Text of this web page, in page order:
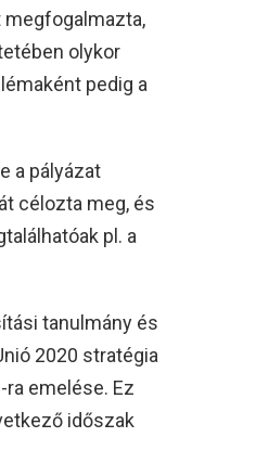
megfogalmazta,
olykor
pedig a
a pályázat
célozta meg, és
pl. a
tanulmány és
2020 stratégia
emelése. Ez
időszak